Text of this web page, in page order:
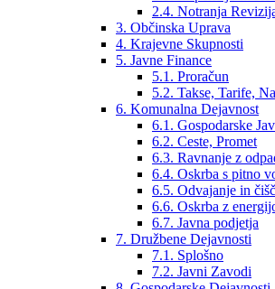
2.4. Notranja
3. Občinska Uprava
4. Krajevne Skupnosti
5. Javne Finance
5.1. Proračun
5.2. Takse, Tarife,
6. Komunalna Dejavnost
6.1. Gospodarske
6.2. Ceste, Promet
6.3. Ravnanje z
6.4. Oskrba s pitno
6.5. Odvajanje in
6.6. Oskrba z
6.7. Javna podjetja
7. Družbene Dejavnosti
7.1. Splošno
7.2. Javni Zavodi